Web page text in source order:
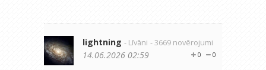
lightning - Līvāni - 3669 novērojumi
0
0
14.06.2026 02:59